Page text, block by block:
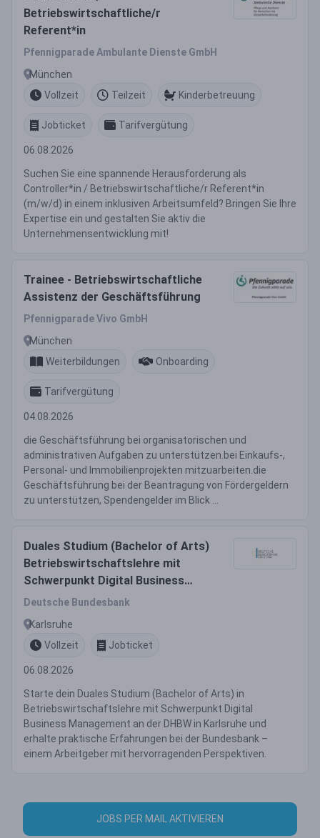
Betriebswirtschaftliche/r
Referent*in
Pfennigparade Ambulante Dienste GmbH
München
Vollzeit
Teilzeit Kinderbetreuung
Jobticket Tarifvergütung
06.08.2026
Suchen Sie eine spannende Herausforderung als
Controller*in / Betriebswirtschaftliche/r Referent*in
(m/w/d) in einem inklusiven Arbeitsumfeld? Bringen Sie Ihre
Expertise ein und gestalten Sie aktiv die
Unternehmensentwicklung mit!
Trainee - Betriebswirtschaftliche
Assistenz der Geschäftsführung
Pfennigparade Vivo GmbH
München
Weiterbildungen
Onboarding
Tarifvergütung
04.08.2026
die Geschäftsführung bei organisatorischen und
administrativen Aufgaben zu unterstützen.bei Einkaufs-,
Personal- und Immobilienprojekten mitzuarbeiten.die
Geschäftsführung bei der Beantragung von Fördergeldern
zu unterstützen, Spendengelder im Blick ...
Duales Studium (Bachelor of Arts)
Betriebswirtschaftslehre mit
Schwerpunkt Digital Business
Management an der Dualen
(DHBW) in Karlsruhe
Deutsche Bundesbank
Karlsruhe
Vollzeit
Jobticket
06.08.2026
Starte dein Duales Studium (Bachelor of Arts) in
Betriebswirtschaftslehre mit Schwerpunkt Digital
Business Management an der DHBW in Karlsruhe und
erhalte praktische Erfahrungen bei der Bundesbank –
einem Arbeitgeber mit hervorragenden Perspektiven.
JOBS PER MAIL AKTIVIEREN